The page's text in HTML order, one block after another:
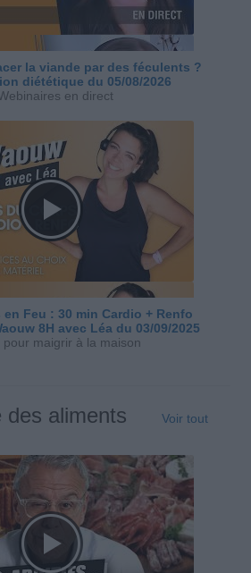
la viande par des féculents ?
diététique du 05/08/2026
en direct
Feu : 30 min Cardio + Renfo
8H avec Léa du 03/09/2025
pour maigrir à la maison
des aliments Voir tout